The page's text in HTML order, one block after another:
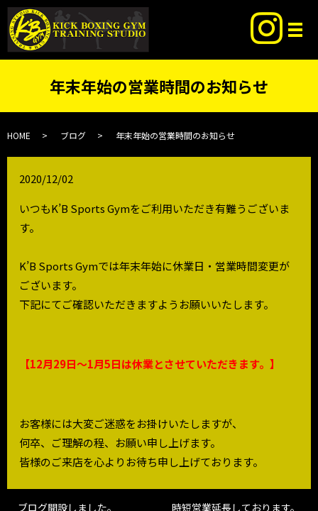
年末年始の営業時間のお知らせ
HOME ブログ 年末年始の営業時間のお知らせ
2020/12/02
いつもK’B Sports Gymをご利用いただき有難うございま
す。
K’B Sports Gymでは年末年始に休業日・営業時間変更が
ございます。
下記にてご確認いただきますようお願いいたします。
【12月29日～1月5日は休業とさせていただきます。】
お客様には大変ご迷惑をお掛けいたしますが、
何卒、ご理解の程、お願い申し上げます。
皆様のご来店を心よりお待ち申し上げております。
ブログ開設しました。 時短営業延長しております。